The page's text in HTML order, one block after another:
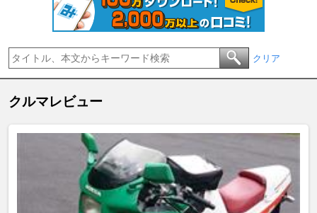
クリア
クルマレビュー